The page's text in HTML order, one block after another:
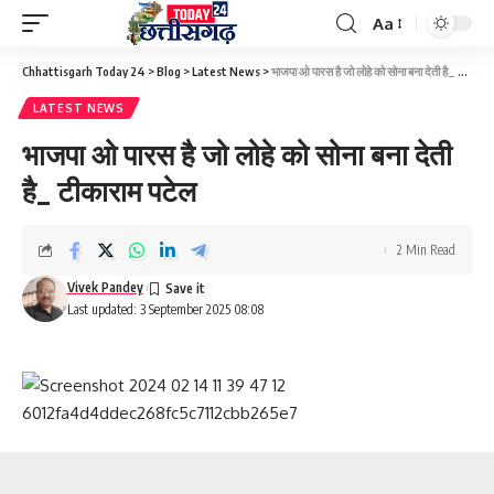
Font
Resizer
Aa
Chhattisgarh Today 24 >Blog >Latest News >भाजपा ओ पारस है जो लोहे को सोना बना देती है_ टीकाराम पटेल
LATEST NEWS
भाजपा ओ पारस है जो लोहे को सोना बना देती
है_ टीकाराम पटेल
Last updated: 3 September 2025 08:08
Vivek Pandey
2 Min Read